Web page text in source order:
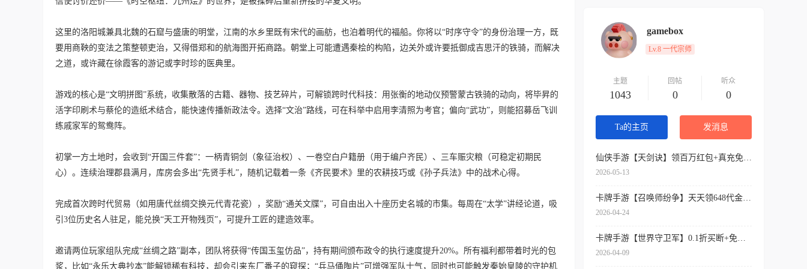
这里的洛阳城兼具北魏的石窟与盛唐的明堂，江南的水乡里既有宋代的画舫，也泊着明代的福船。你将以“时序守令”的身份治理一方，既
要用商鞅的变法之策整顿吏治，又得借郑和的航海图开拓商路。朝堂上可能遭遇秦桧的构陷，边关外或许要抵御成吉思汗的铁骑，而解决
之道，或许藏在徐霞客的游记或李时珍的医典里。
游戏的核心是“文明拼图”系统，收集散落的古籍、器物、技艺碎片，可解锁跨时代科技：用张衡的地动仪预警蒙古铁骑的动向，将毕昇的
活字印刷术与蔡伦的造纸术结合，能快速传播新政法令。选择“文治”路线，可在科举中启用李清照为考官；偏向“武功”，则能招募岳飞训
练戚家军的鸳鸯阵。
初掌一方土地时，会收到“开国三件套”：一柄青铜剑（象征治权）、一卷空白户籍册（用于编户齐民）、三车赈灾粮（可稳定初期民
心）。连续治理郡县满月，库房会多出“先贤手札”，随机记载着一条《齐民要术》里的农耕技巧或《孙子兵法》中的战术心得。
完成首次跨时代贸易（如用唐代丝绸交换元代青花瓷），奖励“通关文牒”，可自由出入十座历史名城的市集。每周在“太学”讲经论道，吸
引3位历史名人驻足，能兑换“天工开物残页”，可提升工匠的建造效率。
邀请两位玩家组队完成“丝绸之路”副本，团队将获得“传国玉玺仿品”，持有期间颁布政令的执行速度提升20%。所有福利都带着时光的包
浆，比如“永乐大典抄本”能解锁稀有科技，却会引来东厂番子的窥探；“兵马俑陶片”可增强军队士气，同时也可能触发秦始皇陵的守护机
gamebox
Lv.8 一代宗师
主题
1043
回帖
0
听众
0
Ta的主页 发消息
2026-05-13
2026-04-24
2026-04-09